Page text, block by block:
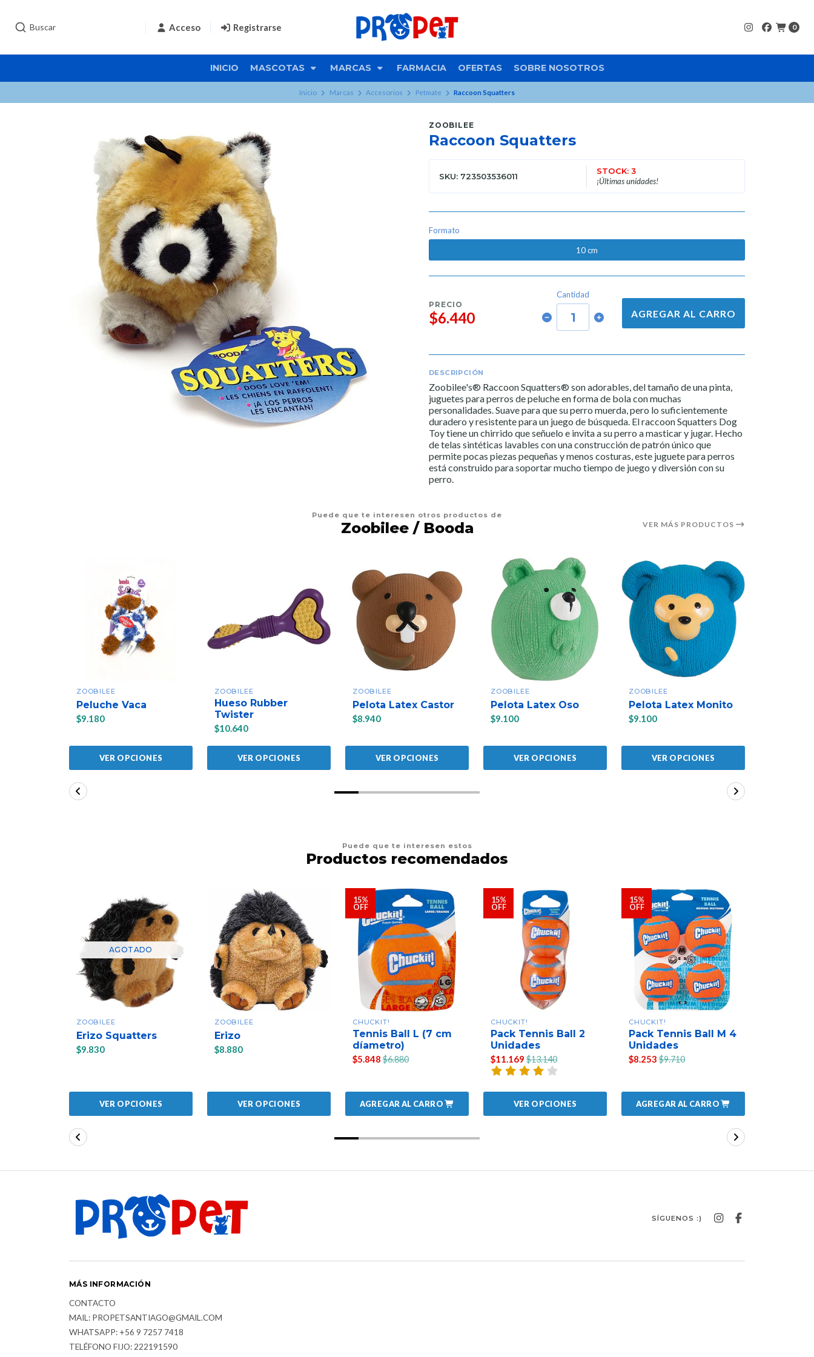
Acceso Registrarse 0
INICIO MASCOTAS MARCAS FARMACIA OFERTAS SOBRE NOSOTROS
Inicio Marcas Accesorios Petmate Raccoon Squatters
ZOOBILEE
Raccoon Squatters
SKU: 723503536011
STOCK: 3
¡Últimas unidades!
Formato
10 cm
PRECIO
$6.440
Cantidad
AGREGAR AL CARRO
DESCRIPCIÓN
Zoobilee's® Raccoon Squatters® son adorables, del tamaño de una pinta,
juguetes para perros de peluche en forma de bola con muchas
personalidades. Suave para que su perro muerda, pero lo suficientemente
duradero y resistente para un juego de búsqueda. El raccoon Squatters Dog
Toy tiene un chirrido que señuelo e invita a su perro a masticar y jugar. Hecho
de telas sintéticas lavables con una construcción de patrón único que
permite pocas piezas pequeñas y menos costuras, este juguete para perros
está construido para soportar mucho tiempo de juego y diversión con su
perro.
Puede que te interesen otros productos de
Zoobilee / Booda VER MÁS PRODUCTOS
ZOOBILEE
Peluche Vaca
$9.180
VER OPCIONES
ZOOBILEE
Hueso Rubber
Twister
$10.640
VER OPCIONES
ZOOBILEE
Pelota Latex Castor
$8.940
VER OPCIONES
ZOOBILEE
Pelota Latex Oso
$9.100
VER OPCIONES
ZOOBILEE
Pelota Latex Monito
$9.100
VER OPCIONES
Puede que te interesen estos
Productos recomendados
AGOTADO
ZOOBILEE
Erizo Squatters
$9.830
VER OPCIONES
ZOOBILEE
Erizo
$8.880
VER OPCIONES
15%
OFF
CHUCKIT!
Tennis Ball L (7 cm
díametro)
$5.848 $6.880
AGREGAR AL CARRO
15%
OFF
CHUCKIT!
Pack Tennis Ball 2
Unidades
$11.169 $13.140
VER OPCIONES
15%
OFF
CHUCKIT!
Pack Tennis Ball M 4
Unidades
$8.253 $9.710
AGREGAR AL CARRO
SÍGUENOS :)
MÁS INFORMACIÓN
CONTACTO
MAIL: PROPETSANTIAGO@GMAIL.COM
WHATSAPP: +56 9 7257 7418
TELÉFONO FIJO: 222191590